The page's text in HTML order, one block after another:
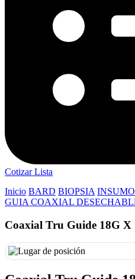
Cotizar Lista
Inicio BARD BIOPSIA
GUIA COAXIAL
Coaxial Tru Guide 18G X